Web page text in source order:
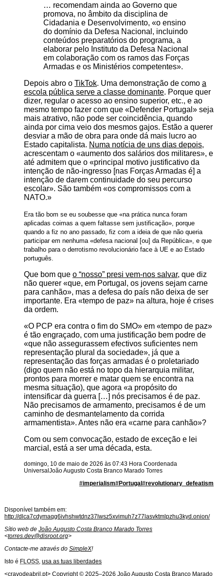
… recomendam ainda ao Governo que
promova, no âmbito da disciplina de
Cidadania e Desenvolvimento,
o ensino
do domínio da Defesa Nacional, incluindo
conteúdos preparatórios do programa, a
elaborar pelo Instituto da Defesa Nacional
em colaboração com os ramos das Forças
Armadas e os Ministérios competentes .
Depois abro o TikTok. Uma demonstração de como a
escola pública serve a classe dominante. Porque quer
dizer, regular o acesso ao ensino superior, etc., e ao
mesmo tempo fazer com que
Defender Portugal
seja
mais atrativo, não pode ser coincidência, quando
ainda por cima veio dos mesmos gajos. Estão a querer
desviar a mão de obra para onde dá mais lucro ao
Estado capitalista. Numa notícia de uns dias depois,
acrescentam o
aumento dos salários dos militares , e
até admitem que o
principal motivo justificativo da
intenção de não-ingresso [nas Forças Armadas é] a
intenção de darem continuidade do seu percurso
escolar . São também
os compromissos com a
NATO.
Era tão bom se eu soubesse que
na prática nunca foram
aplicadas coimas a quem faltasse sem justificação
, porque
quando a fiz no ano passado, fiz com a ideia de que não queria
participar em nenhuma
defesa nacional [ou] da República
, e que
trabalho para o derrotismo revolucionário face à UE e ao Estado
português.
Que bom que o “nosso” presi vem-nos salvar, que diz
não querer
que, em Portugal, os jovens sejam carne
para canhão , mas a defesa do país não deixa de ser
importante. Era
tempo de paz
na altura, hoje é crises
da ordem.
O PCP era contra o fim do SMO
em
tempo de paz
é tão engraçado, com uma justificação bem podre de
que não assegurassem efectivos suficientes nem
representação plural da sociedade , já que a
representação das forças armadas é o proletariado
(digo quem não está no topo da hierarquia militar,
prontos para morrer e matar quem se encontra na
mesma situação), que agora
a propósito do
intensificar da guerra […] nós precisamos é de paz.
Não precisamos de armamento, precisamos é de um
caminho de desmantelamento da corrida
armamentista
. Antes não era carne para canhão ?
Com ou sem convocação, estado de exceção e lei
marcial, está a ser uma década, esta.
domingo, 10 de maio de 2026 às 07:43 Hora Coordenada
UniversalJoão Augusto Costa Branco Marado Torres
#imperialism#Portugal#revolutionary_defeatism
Disponível também em:
http://dlca7cdymaqg6ivhshwtdnz37lwsz5xvimuh7z77lasvktmlpzhu3kyd.onion/
Sítio web de João Augusto Costa Branco Marado Torres
<torres.dev@disroot.org>
Contacte-me através do SimpleX!
Isto é FLOSS usa as tuas liberdades
<cravodeabril.pt> Copyright © 2025–2026 João Augusto Costa Branco Marado